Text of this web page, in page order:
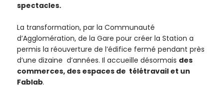
spectacles.
La transformation, par la Communauté
d’Agglomération, de la Gare pour créer la Station a
permis la réouverture de l’édifice fermé pendant près
d’une dizaine d’années. Il accueille désormais des
commerces, des espaces de télétravail et un
Fablab.
(*Champs
obligatoires)
Si vous